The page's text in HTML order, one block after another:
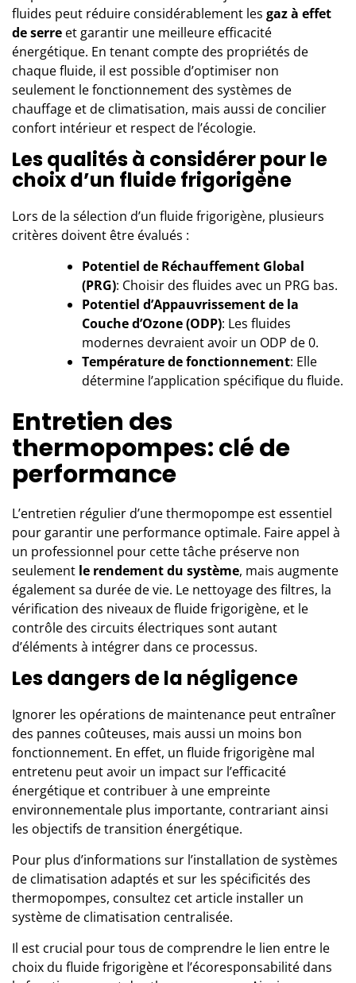
fluides peut réduire considérablement les gaz à effet
de serre et garantir une meilleure efficacité
énergétique. En tenant compte des propriétés de
chaque fluide, il est possible d’optimiser non
seulement le fonctionnement des systèmes de
chauffage et de climatisation, mais aussi de concilier
confort intérieur et respect de l’écologie.
Les qualités à considérer pour le
choix d’un fluide frigorigène
Lors de la sélection d’un fluide frigorigène, plusieurs
critères doivent être évalués :
Potentiel de Réchauffement Global
(PRG): Choisir des fluides avec un PRG bas.
Potentiel d’Appauvrissement de la
Couche d’Ozone (ODP): Les fluides
modernes devraient avoir un ODP de 0.
Température de fonctionnement: Elle
détermine l’application spécifique du fluide.
Entretien des
thermopompes: clé de
performance
L’entretien régulier d’une thermopompe est essentiel
pour garantir une performance optimale. Faire appel à
un professionnel pour cette tâche préserve non
seulement le rendement du système, mais augmente
également sa durée de vie. Le nettoyage des filtres, la
vérification des niveaux de fluide frigorigène, et le
contrôle des circuits électriques sont autant
d’éléments à intégrer dans ce processus.
Les dangers de la négligence
Ignorer les opérations de maintenance peut entraîner
des pannes coûteuses, mais aussi un moins bon
fonctionnement. En effet, un fluide frigorigène mal
entretenu peut avoir un impact sur l’efficacité
énergétique et contribuer à une empreinte
environnementale plus importante, contrariant ainsi
les objectifs de transition énergétique.
Pour plus d’informations sur l’installation de systèmes
de climatisation adaptés et sur les spécificités des
thermopompes, consultez cet article installer un
système de climatisation centralisée.
Il est crucial pour tous de comprendre le lien entre le
choix du fluide frigorigène et l’écoresponsabilité dans